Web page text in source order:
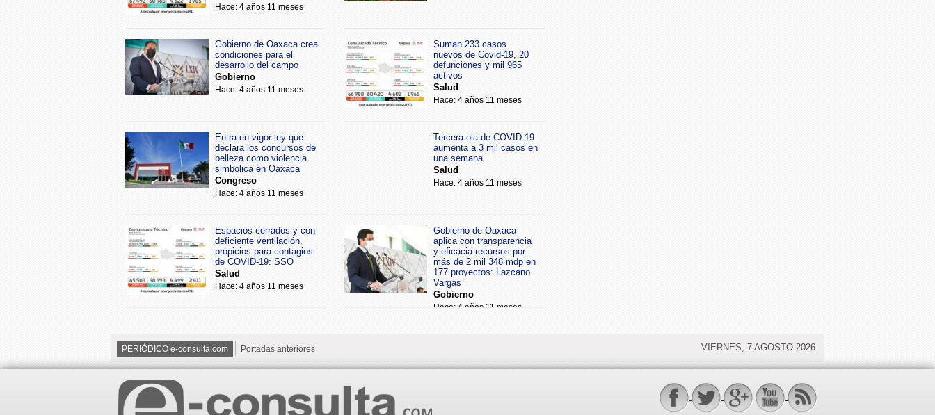
Hace: 4 años 11 meses
Gobierno de Oaxaca crea
condiciones para el
desarrollo del campo
Gobierno
Hace: 4 años 11 meses
Suman 233 casos
nuevos de Covid-19, 20
defunciones y mil 965
activos
Salud
Hace: 4 años 11 meses
Entra en vigor ley que
declara los concursos de
belleza como violencia
simbólica en Oaxaca
Congreso
Hace: 4 años 11 meses
Tercera ola de COVID-19
aumenta a 3 mil casos en
una semana
Salud
Hace: 4 años 11 meses
Espacios cerrados y con
deficiente ventilación,
propicios para contagios
de COVID-19: SSO
Salud
Hace: 4 años 11 meses
Gobierno de Oaxaca
aplica con transparencia
y eficacia recursos por
más de 2 mil 348 mdp en
177 proyectos: Lazcano
Vargas
Gobierno
Hace: 4 años 11 meses
PERIÓDICO e-consulta.com Portadas anteriores VIERNES, 7 AGOSTO 2026